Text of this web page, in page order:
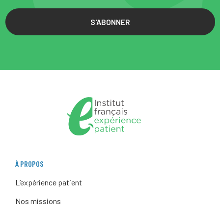
S'ABONNER
À PROPOS
L’expérience patient
Nos missions